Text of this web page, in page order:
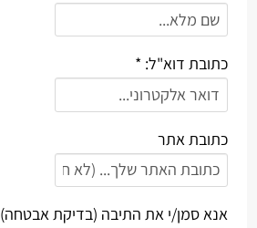
כתובת דוא"ל: *
כתובת אתר
אנא סמן/י את התיבה (בדיקת אבטחה)